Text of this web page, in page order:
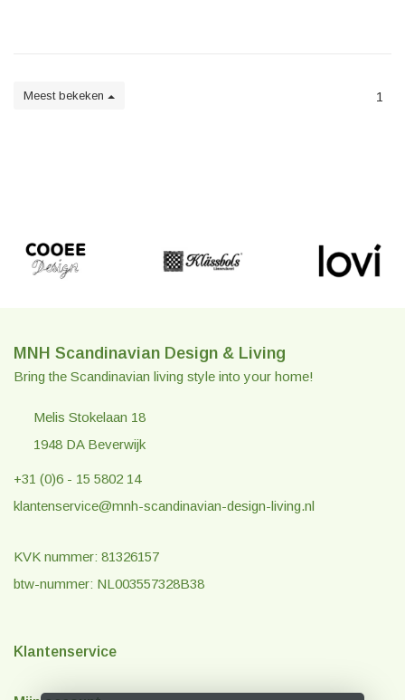
Meest bekeken 1
MNH Scandinavian Design & Living
Bring the Scandinavian living style into your home!
Melis Stokelaan 18
1948 DA Beverwijk
+31 (0)6 - 15 5802 14
klantenservice@mnh-scandinavian-design-living.nl
KVK nummer: 81326157
btw-nummer: NL003557328B38
Klantenservice